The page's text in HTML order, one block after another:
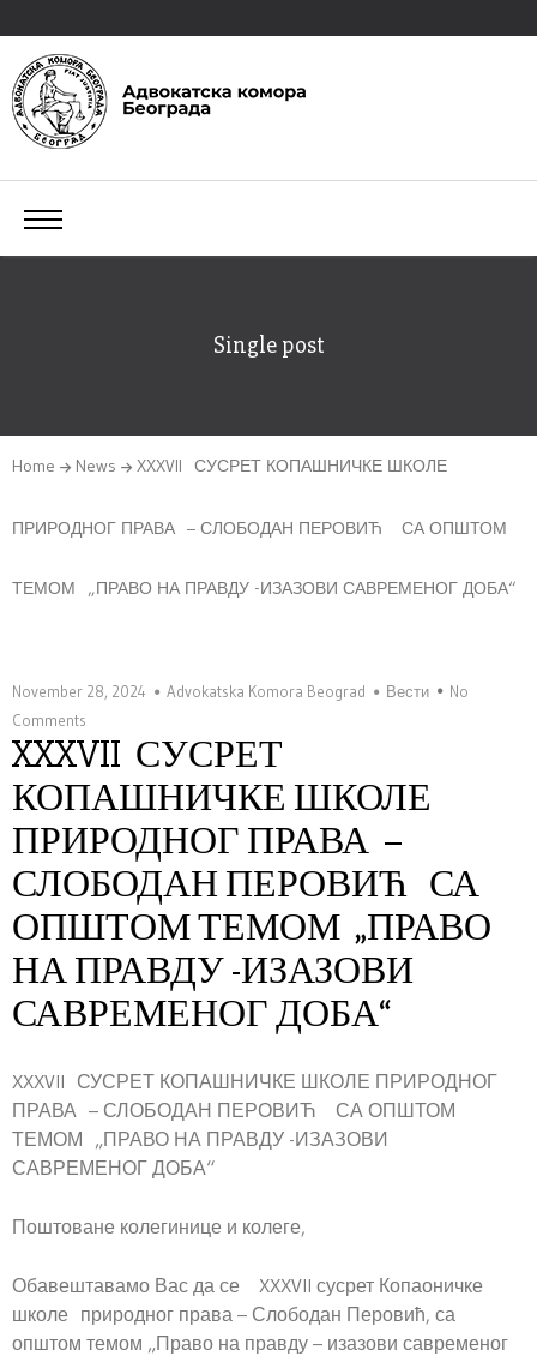
Single post
Home News XXXVII СУСРЕТ КОПАШНИЧКЕ ШКОЛЕ
ПРИРОДНОГ ПРАВА – СЛОБОДАН ПЕРОВИЋ СА ОПШТОМ
ТЕМОМ „ПРАВО НА ПРАВДУ -ИЗАЗОВИ САВРЕМЕНОГ ДОБА“
November 28, 2024 Advokatska Komora Beograd Вести
No
Comments
XXXVII СУСРЕТ
КОПАШНИЧКЕ ШКОЛЕ
ПРИРОДНОГ ПРАВА –
СЛОБОДАН ПЕРОВИЋ СА
ОПШТОМ ТЕМОМ „ПРАВО
НА ПРАВДУ -ИЗАЗОВИ
САВРЕМЕНОГ ДОБА“
XXXVII СУСРЕТ КОПАШНИЧКЕ ШКОЛЕ ПРИРОДНОГ
ПРАВА – СЛОБОДАН ПЕРОВИЋ СА ОПШТОМ
ТЕМОМ „ПРАВО НА ПРАВДУ -ИЗАЗОВИ
САВРЕМЕНОГ ДОБА“
Поштоване колегинице и колеге,
Обавештавамо Вас да се XXXVII сусрет Копаоничке
школе природног права – Слободан Перовић, са
општом темом „Право на правду – изазови савременог